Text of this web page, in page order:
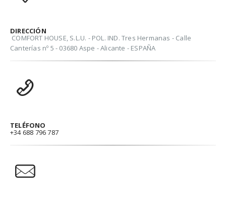
DIRECCIÓN
COMFORT HOUSE, S.L.U. - POL. IND. Tres Hermanas - Calle
Canterías nº 5 - 03680 Aspe - Alicante - ESPAÑA
TELÉFONO
+34 688 796 787